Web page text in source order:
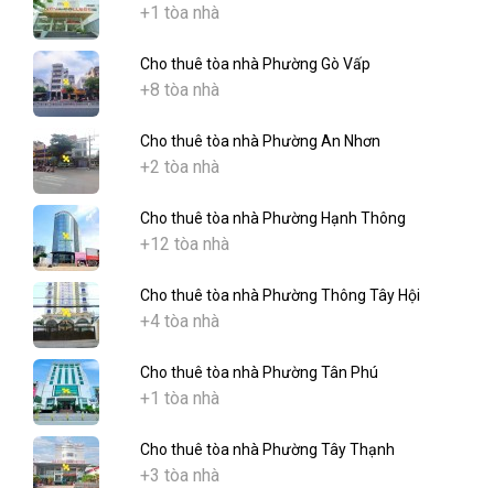
+1 tòa nhà
Cho thuê tòa nhà Phường Gò Vấp
+8 tòa nhà
Cho thuê tòa nhà Phường An Nhơn
+2 tòa nhà
Cho thuê tòa nhà Phường Hạnh Thông
+12 tòa nhà
Cho thuê tòa nhà Phường Thông Tây Hội
+4 tòa nhà
Cho thuê tòa nhà Phường Tân Phú
+1 tòa nhà
Cho thuê tòa nhà Phường Tây Thạnh
+3 tòa nhà